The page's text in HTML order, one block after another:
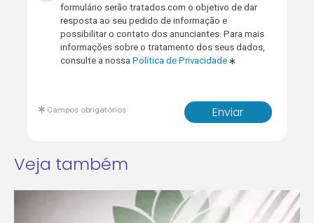
formulário serão tratados com o objetivo de dar
resposta ao seu pedido de informação e
possibilitar o contato dos anunciantes. Para mais
informações sobre o tratamento dos seus dados,
consulte a nossaPolítica de Privacidade
Enviar
Campos obrigatórios
Veja também